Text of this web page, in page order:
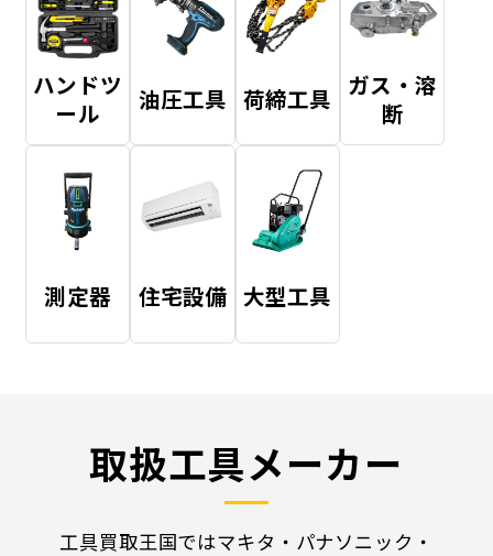
ハンドツ
ール
油圧工具 荷締工具
ガス・溶
断
測定器 住宅設備 大型工具
取扱工具メーカー
工具買取王国ではマキタ・パナソニック・